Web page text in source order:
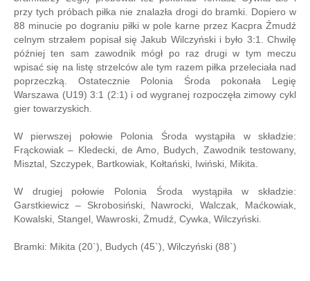
przy tych próbach piłka nie znalazła drogi do bramki. Dopiero w
88 minucie po dograniu piłki w pole karne przez Kacpra Źmudź
celnym strzałem popisał się Jakub Wilczyński i było 3:1. Chwilę
później ten sam zawodnik mógł po raz drugi w tym meczu
wpisać się na listę strzelców ale tym razem piłka przeleciała nad
poprzeczką. Ostatecznie Polonia Środa pokonała Legię
Warszawa (U19) 3:1 (2:1) i od wygranej rozpoczęła zimowy cykl
gier towarzyskich.
W pierwszej połowie Polonia Środa wystąpiła w składzie:
Frąckowiak – Kledecki, de Amo, Budych, Zawodnik testowany,
Misztal, Szczypek, Bartkowiak, Kołtański, Iwiński, Mikita.
W drugiej połowie Polonia Środa wystąpiła w składzie:
Garstkiewicz – Skrobosiński, Nawrocki, Walczak, Maćkowiak,
Kowalski, Stangel, Wawroski, Żmudź, Cywka, Wilczyński.
Bramki: Mikita (20`), Budych (45`), Wilczyński (88`)